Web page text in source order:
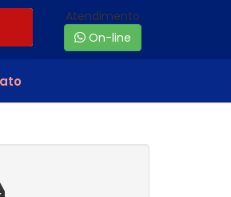
Atendimento
On-line